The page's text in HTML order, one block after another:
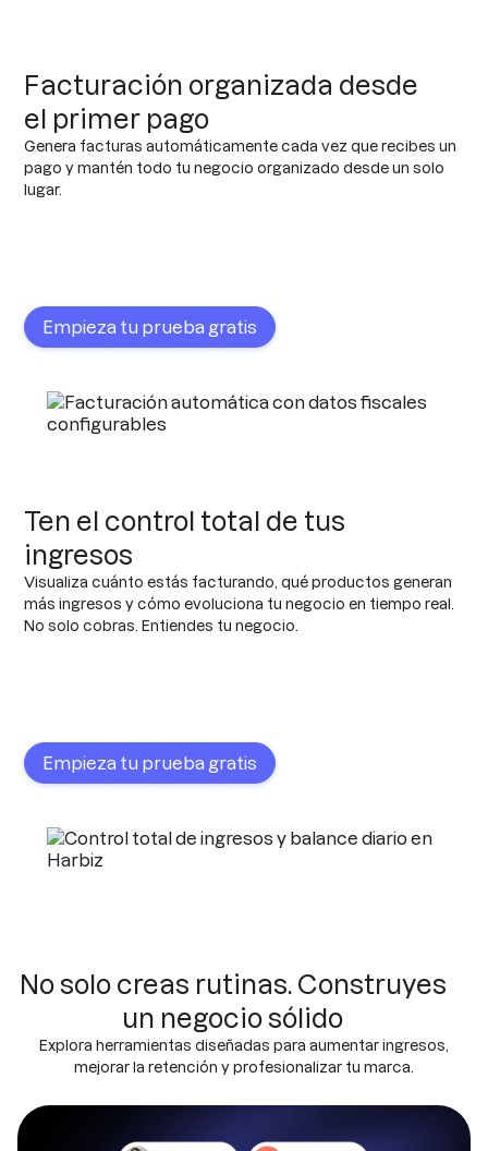
Facturación organizada desde
el primer pago
Genera facturas automáticamente cada vez que recibes un
pago y mantén todo tu negocio organizado desde un solo
lugar.
Empieza tu prueba gratis
Ten el control total de tus
ingresos
Visualiza cuánto estás facturando, qué productos generan
más ingresos y cómo evoluciona tu negocio en tiempo real.
No solo cobras. Entiendes tu negocio.
Empieza tu prueba gratis
No solo creas rutinas. Construyes
un negocio sólido
Explora herramientas diseñadas para aumentar ingresos,
mejorar la retención y profesionalizar tu marca.